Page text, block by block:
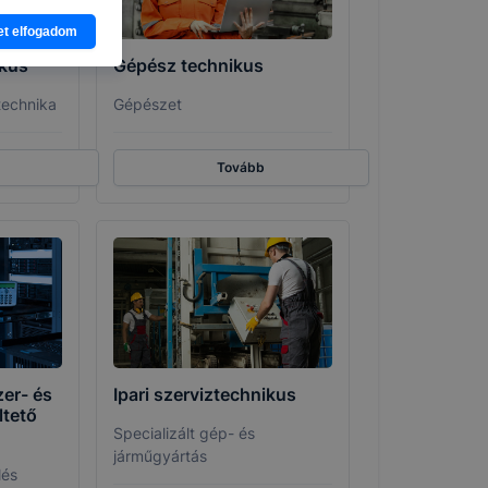
Gépész technikus
Gépészet
Tovább
és
Ipari szerviztechnikus
Specializált gép- és
járműgyártás
a
honlap a
elfogadom